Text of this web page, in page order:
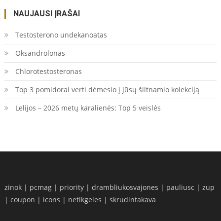
NAUJAUSI ĮRAŠAI
Testosterono undekanoatas
Oksandrolonas
Chlorotestosteronas
Top 3 pomidorai verti dėmesio į jūsų šiltnamio kolekciją
Lelijos – 2026 metų karalienės: Top 5 veislės
zinok | pcmag | priority |drambliukosvajones | pauliusc |zup
|coupon | icons | netikgeles |skrudintakava